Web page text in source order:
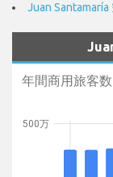
Juan
年間商用旅客数
500万